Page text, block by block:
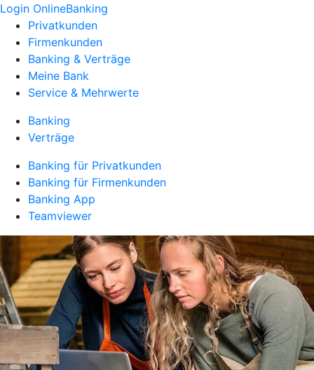
Login OnlineBanking
Privatkunden
Firmenkunden
Banking & Verträge
Meine Bank
Service & Mehrwerte
Banking
Verträge
Banking für Privatkunden
Banking für Firmenkunden
Banking App
Teamviewer